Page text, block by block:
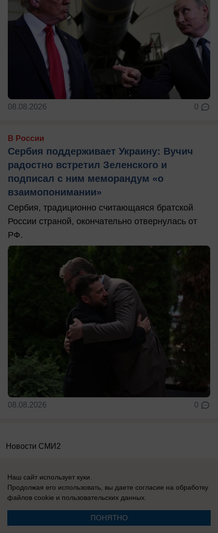
08.08.2026 0
В России
Сербия поддерживает Украину: Вучич
радостно встретил Зеленского и
подписал с ним меморандум «о
взаимопонимании»
Сербия, традиционно считающаяся братской
России страной, окончательно отвернулась от
РФ.
08.08.2026 0
Новости СМИ2
Контакты Информация
Наш сайт использует куки.
Продолжая его использовать, вы даете согласие на обработку
файлов cookie и пользовательских данных.
ПОНЯТНО